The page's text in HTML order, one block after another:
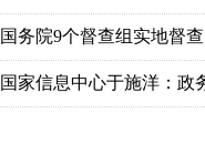
国务院9个督查组实地督
国家信息中心于施洋：政